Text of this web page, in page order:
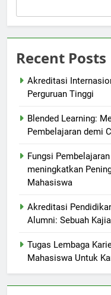
Recent Posts
Akreditasi
Perguruan Tinggi
Blended Learning:
Pembelajaran demi
Fungsi
meningkatkan
Mahasiswa
Akreditasi
Alumni: Sebuah
Tugas Lembaga
Mahasiswa Untuk